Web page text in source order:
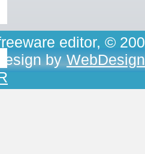
editor, ©
by